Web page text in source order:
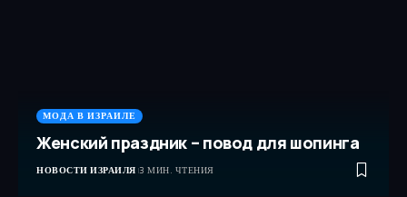
МОДА В ИЗРАИЛЕ
Женский праздник – повод для шопинга
НОВОСТИ ИЗРАИЛЯ 3 МИН. ЧТЕНИЯ